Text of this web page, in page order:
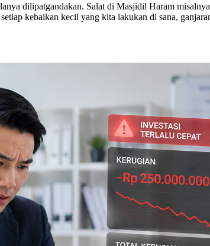
dilipatgandakan. Salat di Masjidil Haram
kebaikan kecil yang kita lakukan di sana,